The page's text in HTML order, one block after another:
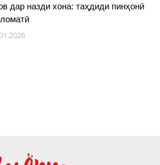
дар назди хона: таҳдиди пинҳонӣ